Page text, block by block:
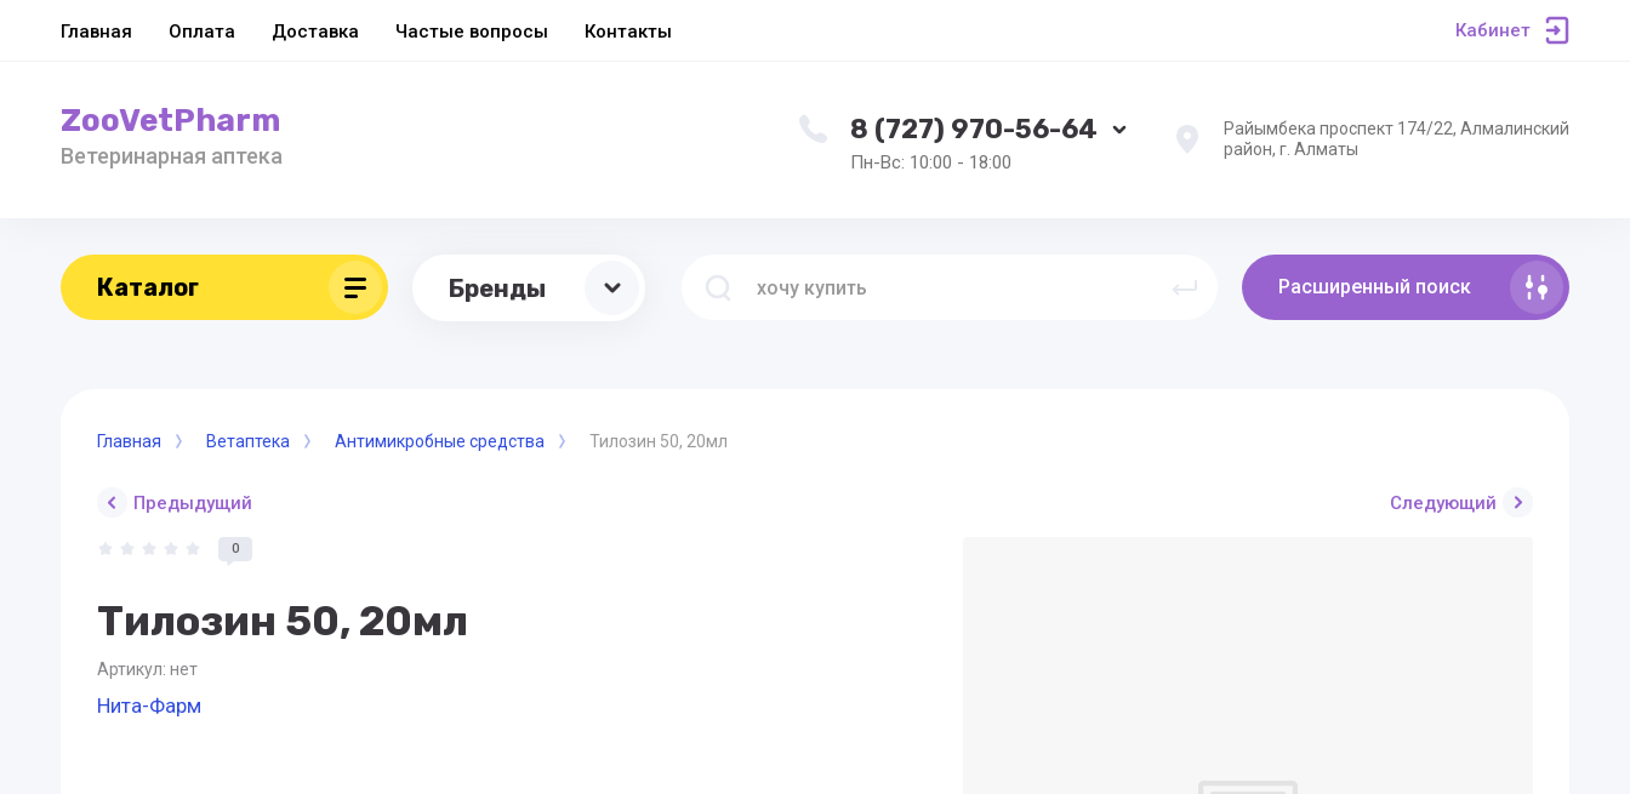
Главная Оплата Доставка Частые вопросы Контакты Кабинет
ZooVetPharm
Ветеринарная аптека
8 (727) 970-56-64
Пн-Вс: 10:00 - 18:00
Райымбека проспект 174/22, Алмалинский
район, г. Алматы
Каталог Бренды Расширенный поиск
Главная Ветаптека Антимикробные средства Тилозин 50, 20мл
Предыдущий Следующий
0
Тилозин 50, 20мл
Артикул: нет
Нита-Фарм